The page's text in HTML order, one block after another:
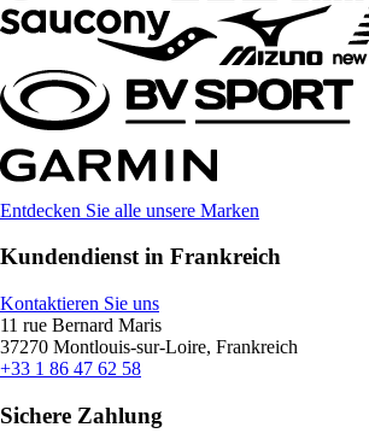
Entdecken Sie alle unsere Marken
Kundendienst in Frankreich
Kontaktieren Sie uns
11 rue Bernard Maris
37270 Montlouis-sur-Loire, Frankreich
+33 1 86 47 62 58
Sichere Zahlung